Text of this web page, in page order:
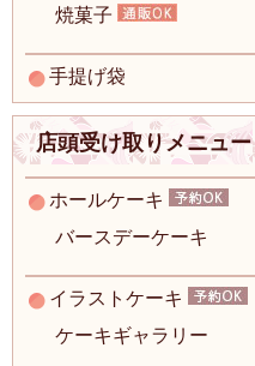
焼菓子
手提げ袋
店頭受け取りメニュー
ホールケーキ
バースデーケーキ
イラストケーキ
ケーキギャラリー